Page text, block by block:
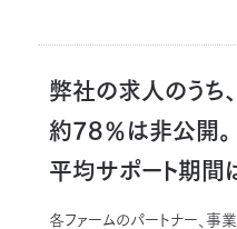
弊社の求人のうち、
約78％は非公開。
平均サポート期間
各ファームのパートナー、